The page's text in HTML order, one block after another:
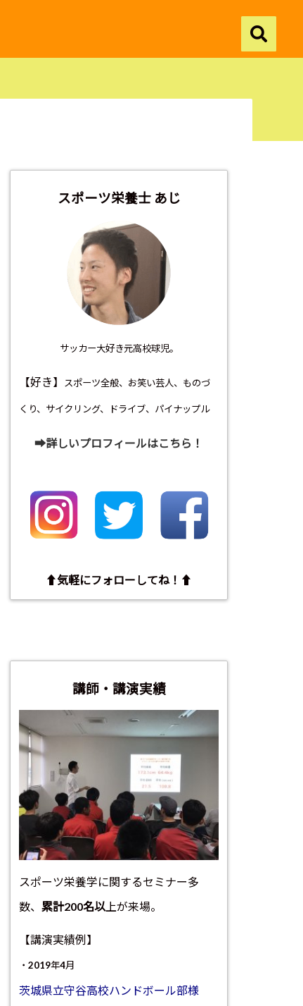
スポーツ栄養士 あじ
サッカー大好き元高校球児。
【好き】 スポーツ全般、お笑い芸人、ものづ
くり、サイクリング、ドライブ、パイナップル
➡︎詳しいプロフィールはこちら！
⬆︎気軽にフォローしてね！⬆︎
講師・講演実績
スポーツ栄養学に関するセミナー多
数、累計200名以 上が来場。
【講演実績例】
・2019年4月
茨城県立守谷高校ハンドボール部様